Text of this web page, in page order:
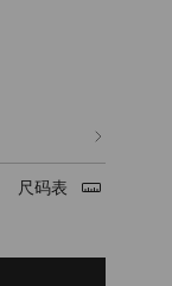
尺码表